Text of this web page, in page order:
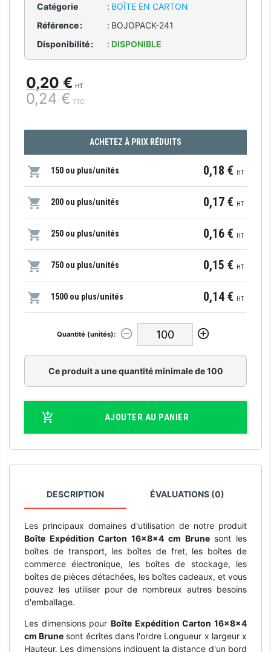
Catégorie : BOÎTE EN CARTON
Référence :
: BOJOPACK-241
Disponibilité :
: DISPONIBLE
0,20 € HT
0,24 € TTC
ACHETEZ À PRIX RÉDUITS
150 ou plus/unités 0,18 € HT
200 ou plus/unités 0,17 € HT
250 ou plus/unités 0,16 € HT
750 ou plus/unités 0,15 € HT
1500 ou plus/unités 0,14 € HT
Quantité (unités):
Ce produit a une quantité minimale de 100
AJOUTER AU PANIER
DESCRIPTION ÉVALUATIONS (0)
Les principaux domaines d'utilisation de notre produit
Boîte Expédition Carton 16x8x4 cm Brunesont les
boîtes de transport, les boîtes de fret, les boîtes de
commerce électronique, les boîtes de stockage, les
boîtes de pièces détachées, les boîtes cadeaux, et vous
pouvez les utiliser pour de nombreux autres besoins
d'emballage.
Les dimensions pour Boîte Expédition Carton 16x8x4
cm Brune sont écrites dans l'ordre Longueur x largeur x
Hauteur. Les dimensions indiquent la distance d'un bord